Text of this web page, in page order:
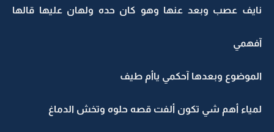
نايف عصب وبعد عنها وهو كان حده ولهان عليها قالها
آفهمي
الموضوع وبعدها آحكمي ياأم طيف
لمياء أهم شي تكون ألفت قصه حلوه وتخش الدماغ